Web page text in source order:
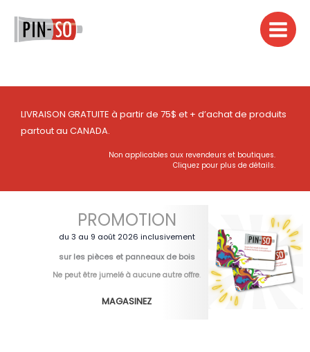
contenu
LIVRAISON GRATUITE à partir de 75$ et + d’achat de produits
partout au CANADA.
Non applicables aux revendeurs et boutiques.
Cliquez pour plus de détails.
PROMOTION
du 3 au 9 août 2026 inclusivement
sur les pièces et panneaux de bois
Ne peut être jumelé à aucune autre offre.
MAGASINEZ